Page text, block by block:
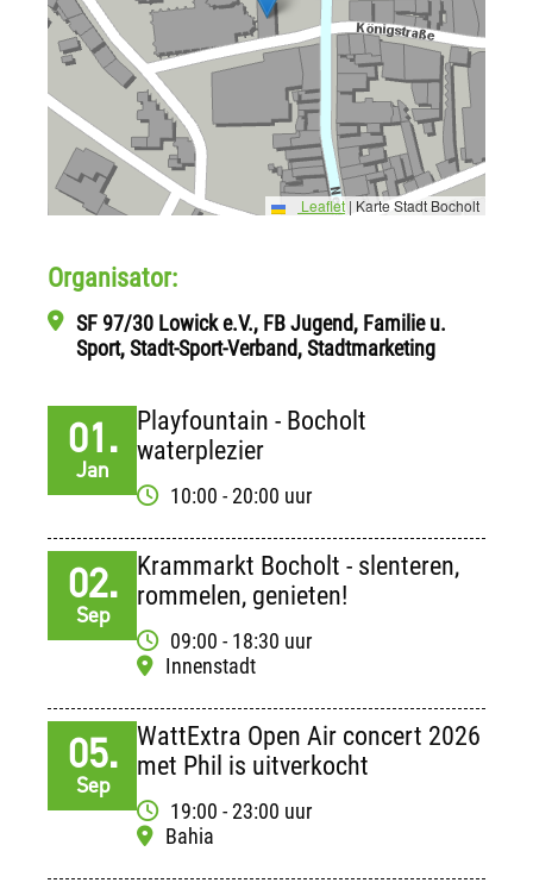
Leaflet | Karte Stadt Bocholt
Organisator:
SF 97/30 Lowick e.V., FB Jugend, Familie u.
Sport, Stadt-Sport-Verband, Stadtmarketing
01.
Jan
Playfountain - Bocholt
waterplezier
10:00 - 20:00 uur
02.
Sep
Krammarkt Bocholt - slenteren,
rommelen, genieten!
09:00 - 18:30 uur
Innenstadt
05.
Sep
WattExtra Open Air concert 2026
met Phil is uitverkocht
19:00 - 23:00 uur
Bahia